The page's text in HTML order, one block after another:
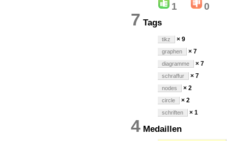
1 0
7 Tags
tikz × 9
graphen × 7
diagramme × 7
schraffur × 7
nodes × 2
circle × 2
schriften × 1
4 Medaillen